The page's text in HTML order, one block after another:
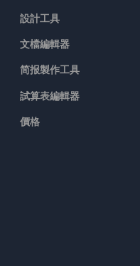
設計工具
文檔編輯器
简报製作工具
試算表編輯器
價格